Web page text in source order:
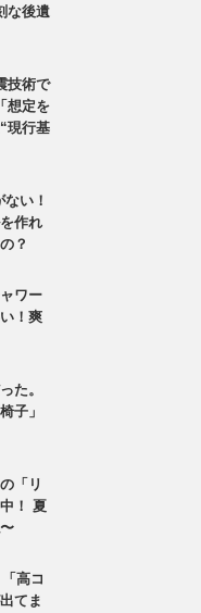
な後遺
技術で
想定を
現行基
い！
作れ
？
ワー
！爽
た。
子」
「リ
！ 夏
高コ
てま